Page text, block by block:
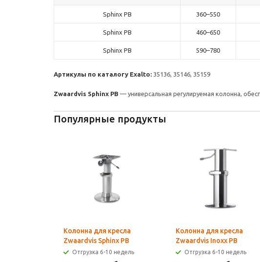
Sphinx PB 360–550
Sphinx PB 460–650
Sphinx PB 590–780
Артикулы по каталогу Exalto: 35136, 35146, 35159
Zwaardvis Sphinx PB — универсальная регулируемая колонна,
Популярные продукты
Колонна для кресла
Zwaardvis Sphinx PB
Отгрузка 6-10 недель
Колонна для кресла
Zwaardvis Inoxx PB
Отгрузка 6-10 недель